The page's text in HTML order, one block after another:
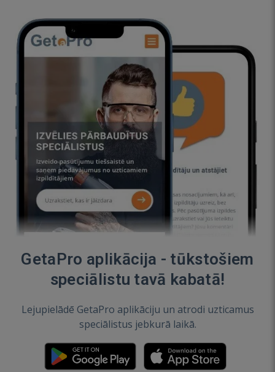
GetaPro aplikācija - tūkstošiem
speciālistu tavā kabatā!
Lejupielādē GetaPro aplikāciju un atrodi uzticamus
speciālistus jebkurā laikā.